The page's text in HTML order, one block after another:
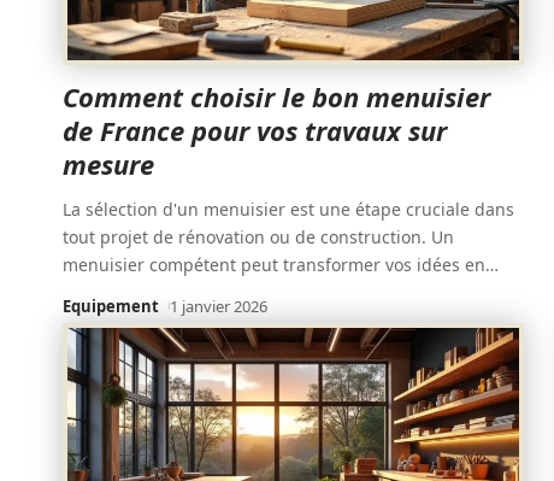
Comment choisir le bon menuisier
de France pour vos travaux sur
mesure
La sélection d'un menuisier est une étape cruciale dans
tout projet de rénovation ou de construction. Un
menuisier compétent peut transformer vos idées en…
Equipement 1 janvier 2026